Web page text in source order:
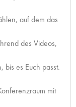
auf dem das
des Videos,
bis es Euch passt.
mit